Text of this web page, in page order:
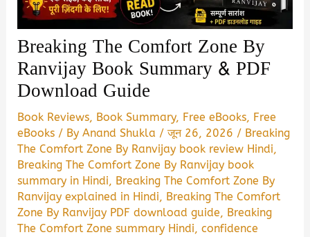
Breaking The Comfort Zone By
Ranvijay Book Summary & PDF
Download Guide
Book Reviews, Book Summary, Free eBooks, Free
eBooks / ByAnand Shukla /जून 26, 2026 / Breaking
The Comfort Zone By Ranvijay book review Hindi,
Breaking The Comfort Zone By Ranvijay book
summary in Hindi, Breaking The Comfort Zone By
Ranvijay explained in Hindi, Breaking The Comfort
Zone By Ranvijay PDF download guide, Breaking
The Comfort Zone summary Hindi,confidence